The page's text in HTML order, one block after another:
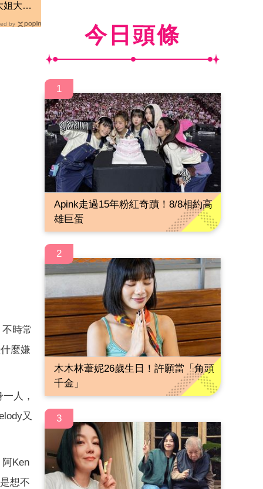
大邱
by
時常
麼嫌
人，
又
Ken
想不
今日頭條
1
Apink走過15年粉紅奇蹟！8/8相約高
雄巨蛋
2
木木林葦妮26歲生日！許願當「角頭
千金」
3